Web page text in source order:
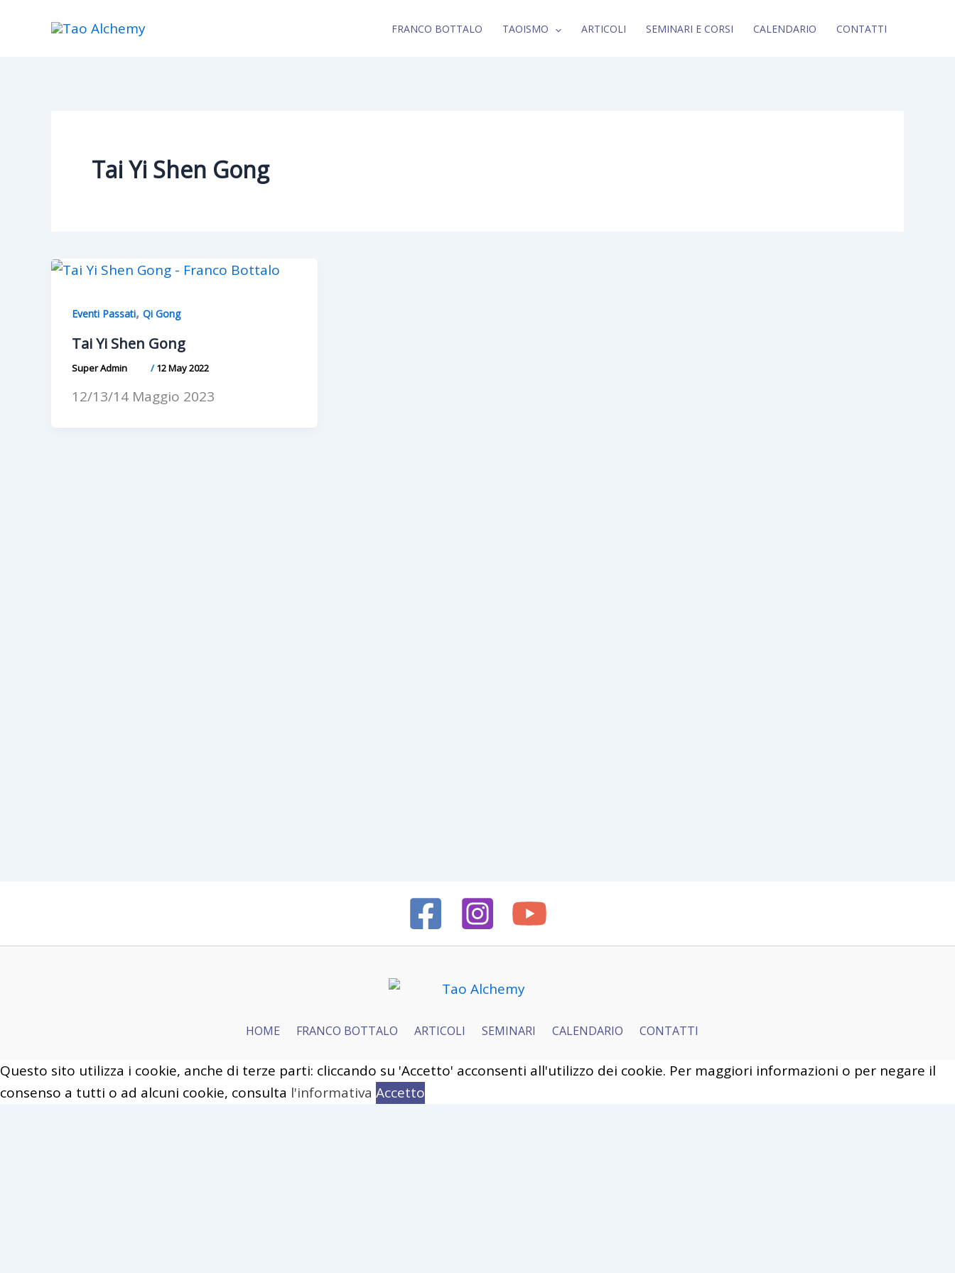
FRANCO BOTTALO TAOISMO ARTICOLI SEMINARI E CORSI CALENDARIO CONTATTI
Tai Yi Shen Gong
Eventi Passati, Qi Gong
Tai Yi Shen Gong
Super Admin /12 May 2022
12/13/14 Maggio 2023
HOME FRANCO BOTTALO ARTICOLI SEMINARI CALENDARIO CONTATTI
Copyright © 2026 Tao Alchemy.Terms and Conditions |Privacy Policy|Cookie Policy
Questo sito utilizza i cookie, anche di terze parti: cliccando su 'Accetto' acconsenti all'utilizzo dei cookie. Per maggiori informazioni o per negare il
consenso a tutti o ad alcuni cookie, consulta l'informativa Accetto